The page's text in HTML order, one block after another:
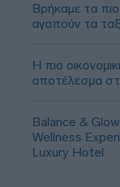
Βρήκαμε τα
αγαπούν τα
Η πιο
αποτέλεσμα
Balance &
Wellness
Luxury Hotel